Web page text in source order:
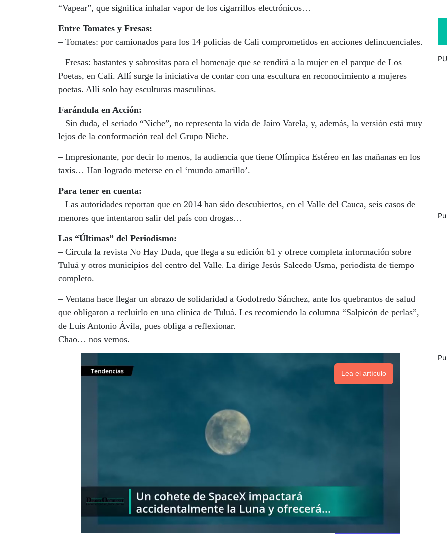
“Vapear”, que significa inhalar vapor de los cigarrillos electrónicos…
Entre Tomates y Fresas:
– Tomates: por camionados para los 14 policías de Cali comprometidos en acciones delincuenciales.
– Fresas: bastantes y sabrositas para el homenaje que se rendirá a la mujer en el parque de Los
Poetas, en Cali. Allí surge la iniciativa de contar con una escultura en reconocimiento a mujeres
poetas. Allí solo hay esculturas masculinas.
Farándula en Acción:
– Sin duda, el seriado “Niche”, no representa la vida de Jairo Varela, y, además, la versión está muy
lejos de la conformación real del Grupo Niche.
– Impresionante, por decir lo menos, la audiencia que tiene Olímpica Estéreo en las mañanas en los
taxis… Han logrado meterse en el ‘mundo amarillo’.
Para tener en cuenta:
– Las autoridades reportan que en 2014 han sido descubiertos, en el Valle del Cauca, seis casos de
menores que intentaron salir del país con drogas…
Las “Últimas” del Periodismo:
– Circula la revista No Hay Duda, que llega a su edición 61 y ofrece completa información sobre
Tuluá y otros municipios del centro del Valle. La dirige Jesús Salcedo Usma, periodista de tiempo
completo.
– Ventana hace llegar un abrazo de solidaridad a Godofredo Sánchez, ante los quebrantos de salud
que obligaron a recluirlo en una clínica de Tuluá. Les recomiendo la columna “Salpicón de perlas”,
de Luis Antonio Ávila, pues obliga a reflexionar.
Chao… nos vemos.
Lea el artículo